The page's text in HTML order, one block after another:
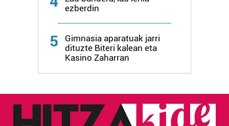
ezberdin
5
Gimnasia aparatuak jarri
dituzte Biteri kalean eta
Kasino Zaharran